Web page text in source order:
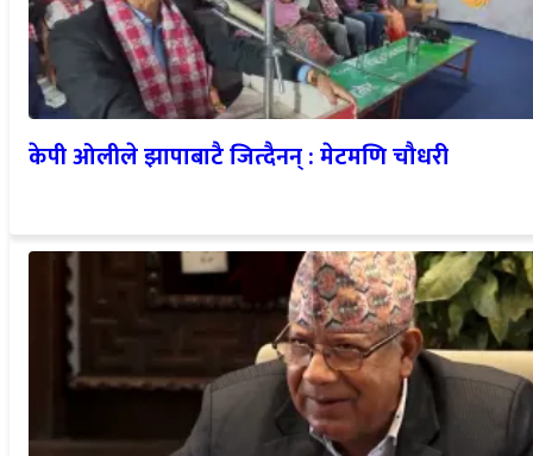
केपी ओलीले झापाबाटै जित्दैनन् : मेटमणि चौधरी